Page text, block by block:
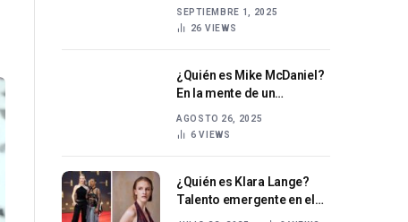
deben ser cautelosos
SEPTIEMBRE 1, 2025
26 VIEWS
¿Quién es Mike McDaniel?
En la mente de un
fútbol americano
AGOSTO 26, 2025
6VIEWS
¿Quién es Klara Lange?
Talento emergente en el